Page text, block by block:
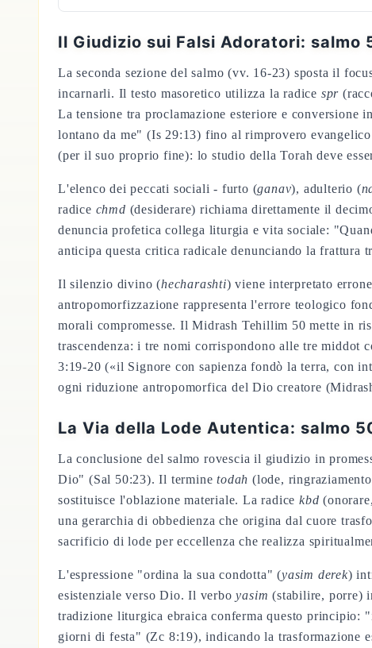
Il Giudizio sui Falsi Adoratori: salmo
La seconda sezione del salmo (vv. 16-23) sposta il
incarnarli. Il testo masoretico utilizza la radice spr
La tensione tra proclamazione esteriore e conversione
lontano da me" (Is 29:13) fino al rimprovero
(per il suo proprio fine): lo studio della Torah deve
L'elenco dei peccati sociali - furto (ganav), adulterio (
radice chmd (desiderare) richiama direttamente il
denuncia profetica collega liturgia e vita sociale:
anticipa questa critica radicale denunciando la
Il silenzio divino (hecharashti) viene interpretato
antropomorfizzazione rappresenta l'errore teologico
morali compromesse. Il Midrash Tehillim 50 mette in
trascendenza: i tre nomi corrispondono alle tre
3:19-20 («il Signore con sapienza fondò la terra, con
ogni riduzione antropomorfica del Dio creatore
La Via della Lode Autentica: salmo
La conclusione del salmo rovescia il giudizio in
Dio" (Sal 50:23). Il terminetodah (lode,
sostituisce l'oblazione materiale. La radice kbd
una gerarchia di obbedienza che origina dal cuore
sacrificio di lode per eccellenza che realizza
L'espressione "ordina la sua condotta" (yasim derek)
esistenziale verso Dio. Il verboyasim (stabilire, porre)
tradizione liturgica ebraica conferma questo principio:
giorni di festa" (Zc 8:19), indicando la trasformazione